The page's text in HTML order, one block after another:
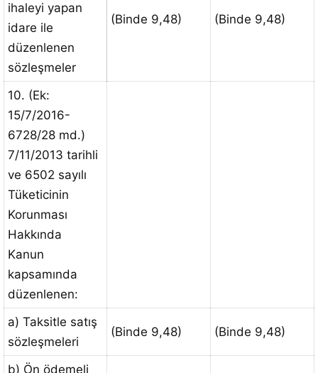
ihaleyi yapan
idare ile
düzenlenen
sözleşmeler
(Binde 9,48) (Binde 9,48)
10. (Ek:
15/7/2016-
6728/28 md.)
7/11/2013 tarihli
ve 6502 sayılı
Tüketicinin
Korunması
Hakkında
Kanun
kapsamında
düzenlenen:
a) Taksitle satış
sözleşmeleri
(Binde 9,48) (Binde 9,48)
b) Ön ödemeli